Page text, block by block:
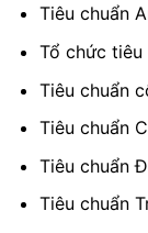
Tiêu chuẩn
Tổ chức tiêu
Tiêu chuẩn
Tiêu chuẩn
Tiêu chuẩn
Tiêu chuẩn